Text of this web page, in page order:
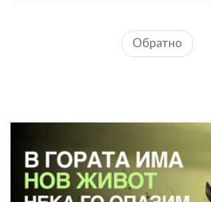
Обратно